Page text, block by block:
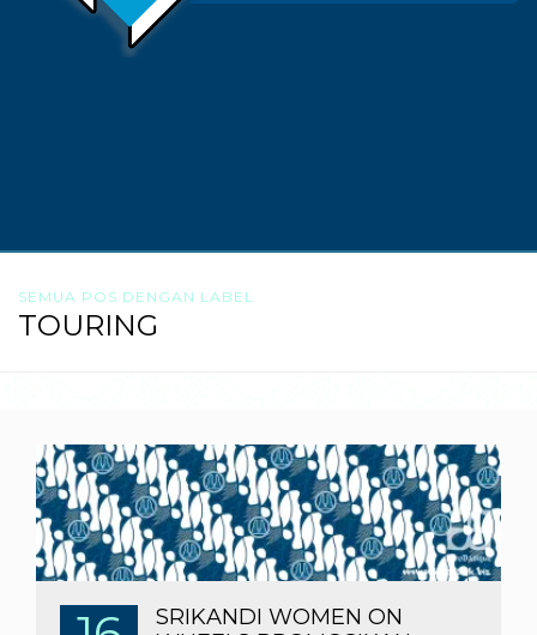
SEMUA POS DENGAN LABEL
TOURING
SRIKANDI WOMEN ON